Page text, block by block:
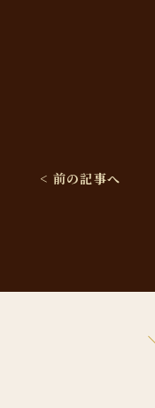
< 前の記事へ